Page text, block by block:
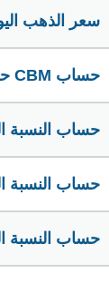
سعر الذهب اليوم
حساب CBM حجم الشحنة التجارية
حساب النسبة
حساب النسبة
حساب النسبة